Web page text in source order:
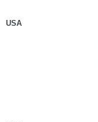
USA